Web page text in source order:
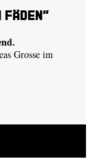
Grosse im